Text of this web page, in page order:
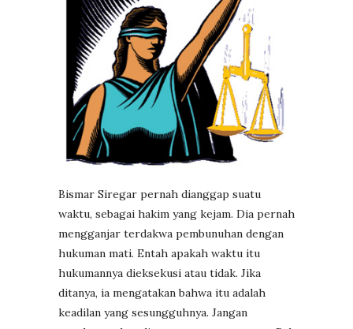
Bismar Siregar pernah dianggap suatu
waktu, sebagai hakim yang kejam. Dia pernah
mengganjar terdakwa pembunuhan dengan
hukuman mati. Entah apakah waktu itu
hukumannya dieksekusi atau tidak. Jika
ditanya, ia mengatakan bahwa itu adalah
keadilan yang sesungguhnya. Jangan